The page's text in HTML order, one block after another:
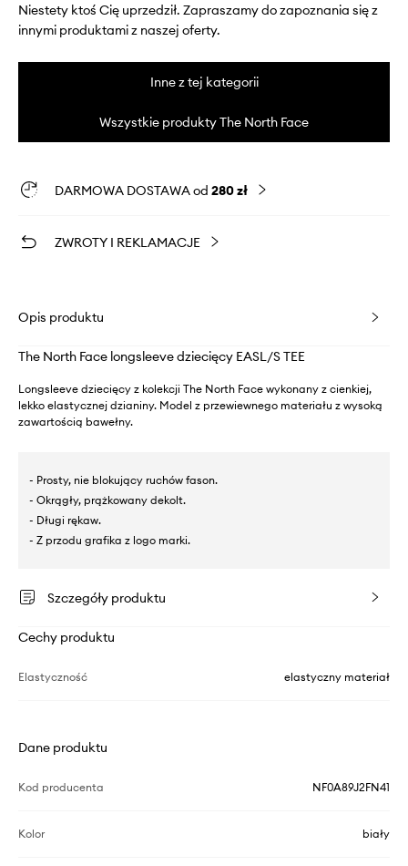
Niestety ktoś Cię uprzedził. Zapraszamy do zapoznania się z
innymi produktami z naszej oferty.
Inne z tej kategorii
Wszystkie produkty The North Face
DARMOWA DOSTAWA od 280 zł
ZWROTY I REKLAMACJE
Opis produktu
The North Face longsleeve dziecięcy EASL/S TEE
Longsleeve dziecięcy z kolekcji The North Face wykonany z cienkiej,
lekko elastycznej dzianiny. Model z przewiewnego materiału z wysoką
zawartością bawełny.
- Prosty, nie blokujący ruchów fason.
- Okrągły, prążkowany dekolt.
- Długi rękaw.
- Z przodu grafika z logo marki.
Szczegóły produktu
Cechy produktu
Elastyczność elastyczny materiał
Dane produktu
Kod producenta NF0A89J2FN41
Kolor biały